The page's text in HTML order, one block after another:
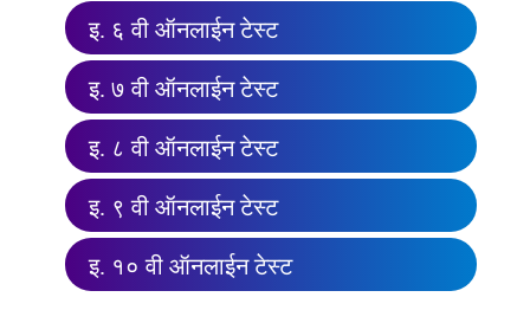
इ. ६ वी ऑनलाईन टेस्ट
इ. ७ वी ऑनलाईन टेस्ट
इ. ८ वी ऑनलाईन टेस्ट
इ. ९ वी ऑनलाईन टेस्ट
इ. १० वी ऑनलाईन टेस्ट